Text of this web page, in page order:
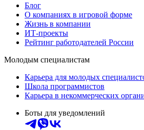
Блог
О компаниях в игровой форме
Жизнь в компании
ИТ-проекты
Рейтинг работодателей России
Молодым специалистам
Карьера для молодых
Школа программистов
Карьера в некоммерческих
Боты для уведомлений